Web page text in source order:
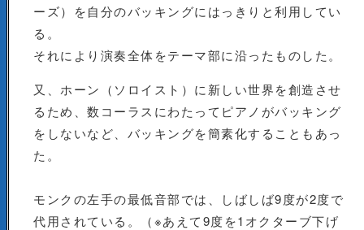
ーズ）を自分のバッキングにはっきりと利用してい
る。
それにより演奏全体をテーマ部に沿ったものした。
又、ホーン（ソロイスト）に新しい世界を創造させ
るため、数コーラスにわたってピアノがバッキング
をしないなど、バッキングを簡素化することもあっ
た。
モンクの左手の最低音部では、しばしば9度が2度で
代用されている。（※あえて9度を1オクターブ下げ